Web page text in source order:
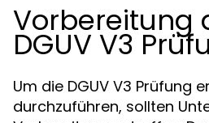
Vorbereitung
DGUV V3
Um die DGUV V3 Prüfung
durchzuführen, sollten